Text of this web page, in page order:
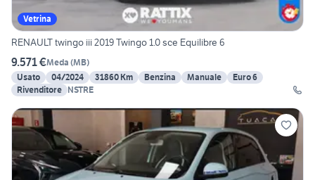
Vetrina
RENAULT twingo iii 2019 Twingo 1.0 sce Equilibre 6
9.571 €Meda (MB)
Usato
04/2024 31860 Km Benzina Manuale
Euro 6
Rivenditore NSTRE